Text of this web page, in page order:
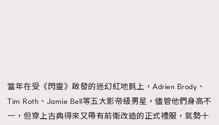
當年在受《閃靈》啟發的迷幻紅地氈上，Adrien Brody、
Tim Roth、Jamie Bell等五大影帝級男星，儘管他們身高不
一，但穿上古典得來又帶有前衛改造的正式禮服，氣勢十